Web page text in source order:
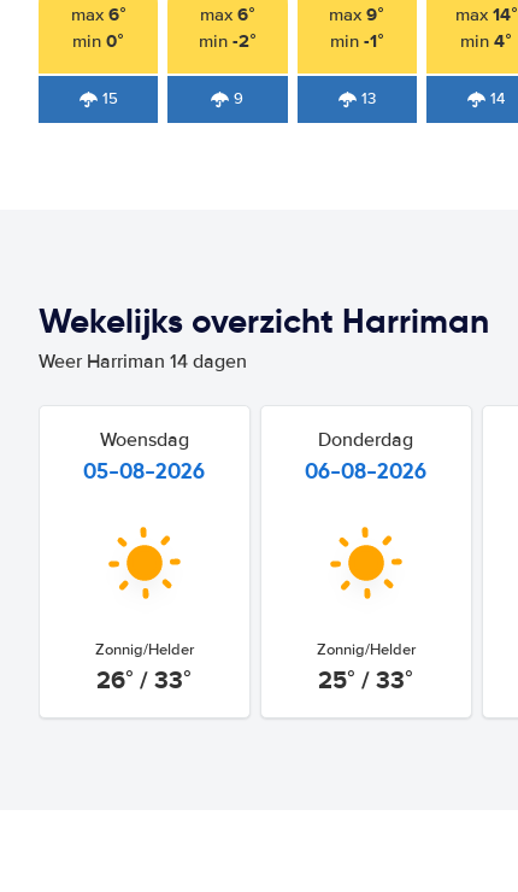
max 6°
min0°
15
max 6°
min -2°
9
max9°
min -1°
13
max 14°
min4°
14
Wekelijks overzicht Harriman
Weer Harriman 14 dagen
Woensdag
05-08-2026
Zonnig/Helder
26° / 33°
Donderdag
06-08-2026
Zonnig/Helder
25° / 33°